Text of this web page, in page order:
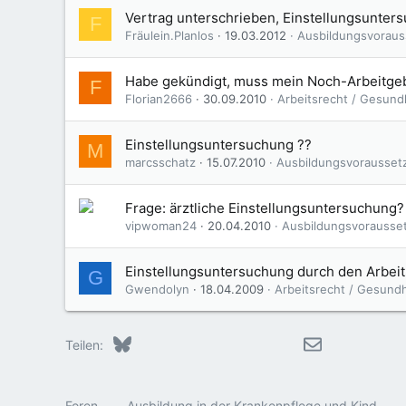
F Vertrag unterschrieben,
Fräulein.Planlos 19.03.2012
F Habe gekündigt, muss mein Noch-
Florian2666 30.09.2010 Arbeitsrecht /
M Einstellungsuntersuchung ??
marcsschatz 15.07.2010
Frage: ärztliche Einstellungsuntersuchung?
vipwoman24 20.04.2010
G Einstellungsuntersuchung durch den
Gwendolyn 18.04.2009 Arbeitsrecht /
Teilen: Bluesky WhatsApp
E-Mail